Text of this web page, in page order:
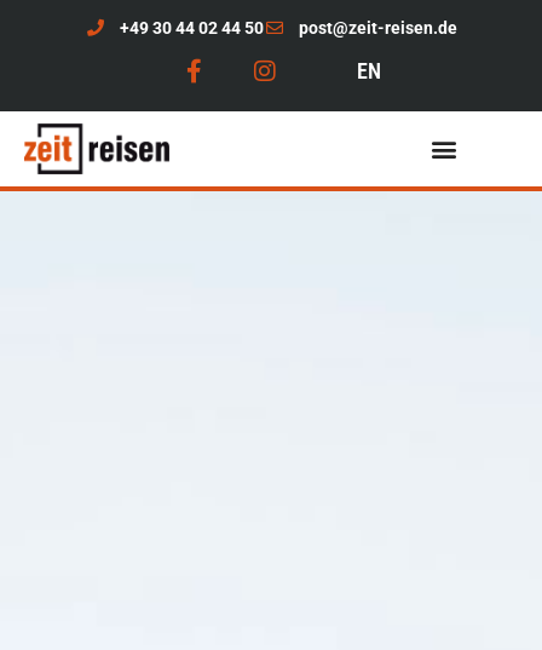
+49 30 44 02 44 50 post@zeit-reisen.de
EN